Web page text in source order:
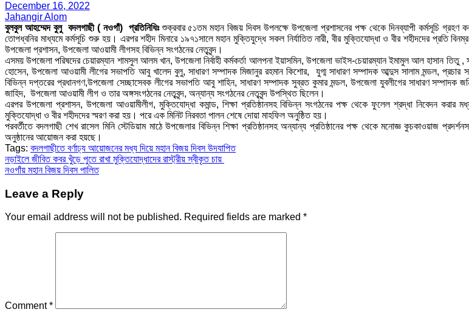
December 16, 2022
Jahangir Alom
বুলবুল আহম্মেদ বুলু বদলগাছী ( নওগাঁ) প্রতিনিধিঃশুক্রবার ৫১তম মহান বিজয় দিবস উপলক্ষে উপজেলা প্রশাসনের পক্ষ থেকে দিনব্যাপী কর্মসূচি গ্রহণ
তোপধ্বনির মাধ্যমে কর্মসূচি শুরু হয়। এরপর শহীদ মিনারে ১৯৭১সালে মহান মুক্তিযুদ্ধে সকল নির্যাতিত নারী, বীর মুক্তিযোদ্ধা ও বীর শহীদদের প্রতি
উপজেলা প্রশাসন, উপজেলা আওয়ামী লীগসহ বিভিন্ন সংগঠনের নেতৃবৃন্দ।
এসময় উপজেলা পরিষদের চেয়ারম্যান শামসুল আলম খান, উপজেলা নির্বাহী কর্মকর্তা আলপনা ইয়াসমিন, উপজেলা ভাইস-চেয়ারম্যান ইমামুল আল হাসান তিতু
হোসেন, উপজেলা আওয়ামী লীগের সভাপতি আবু খালেদ বুলু, সাধারণ সম্পাদক মিজানুর রহমান কিশোর, যুগ্ম সাধারণ সম্পাদক আব্দুস সালাম মন্ডল,
বিভিন্ন দপ্তরের প্রধানগণ,উপজেলা সেচ্ছাসেবক লীগের সভাপতি আবু শাহিন, সাধারণ সম্পাদক সুব্রত কুমার মন্ডল, উপজেলা যুবলীগের সাধারণ
জাহিদ, উপজেলা আওয়ামী লীগ ও তার অঙ্গসংগঠনের নেতৃবৃন্দ, অন্যান্য সংগঠনের নেতৃবৃন্দ উপস্থিত ছিলেন।
এরপর উপজেলা প্রশাসন, উপজেলা আওয়ামীলীগ, মুক্তিযোদ্ধা কমান্ড, শিক্ষা প্রতিষ্ঠানসহ বিভিন্ন সংগঠনের পক্ষ থেকে ফুলেল শ্রদ্ধা নিবেদন করার
মুক্তিযোদ্ধা ও বীর শহীদদের স্মরণ করা হয়। পরে এক মিনিট নিরবতা পালন শেষে দোয়া মাহফিল অনুষ্ঠিত হয়।
পরবর্তীতে বদলগাছী শেখ রাসেল মিনি স্টেডিয়াম মাঠে উপজেলার বিভিন্ন শিক্ষা প্রতিষ্ঠানসহ অন্যান্য প্রতিষ্ঠানের পক্ষ থেকে মনোজ্ঞ কুচকাওয়াজ
অনুষ্ঠানের আয়োজন করা হয়ছে।
Tags: বদলগাছীতে বর্ণাঢ্য আয়োজনের মধ্য দিয়ে মহান বিজয় দিবস উদযাপিত
Post
navigation
নড়াইলে জীবিত কবর খুঁড়ে পুতে রাখা মুক্তিযোদ্ধাদের রাস্ট্রীয় স্বীকৃত চায়
নওগাঁয় মহান বিজয় দিবস পালিত
Leave a Reply
Your email address will not be published. Required fields are marked *
Comment*